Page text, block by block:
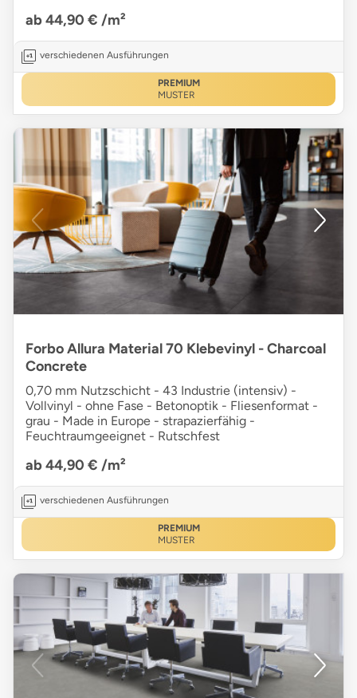
ab 44,90 € /m²
verschiedenen Ausführungen
PREMIUM
MUSTER
Forbo Allura Material 70 Klebevinyl - Charcoal
Concrete
0,70 mm Nutzschicht - 43 Industrie (intensiv) -
Vollvinyl - ohne Fase - Betonoptik - Fliesenformat -
grau - Made in Europe - strapazierfähig -
Feuchtraumgeeignet - Rutschfest
ab 44,90 € /m²
verschiedenen Ausführungen
PREMIUM
MUSTER